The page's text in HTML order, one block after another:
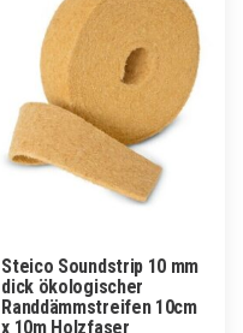
Steico Soundstrip 10 mm
dick ökologischer
Randdämmstreifen 10cm
x 10m Holzfaser